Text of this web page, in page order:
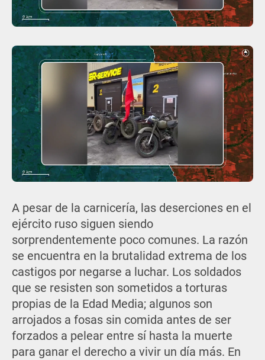
A pesar de la carnicería, las deserciones en el
ejército ruso siguen siendo
sorprendentemente poco comunes. La razón
se encuentra en la brutalidad extrema de los
castigos por negarse a luchar. Los soldados
que se resisten son sometidos a torturas
propias de la Edad Media; algunos son
arrojados a fosas sin comida antes de ser
forzados a pelear entre sí hasta la muerte
para ganar el derecho a vivir un día más. En